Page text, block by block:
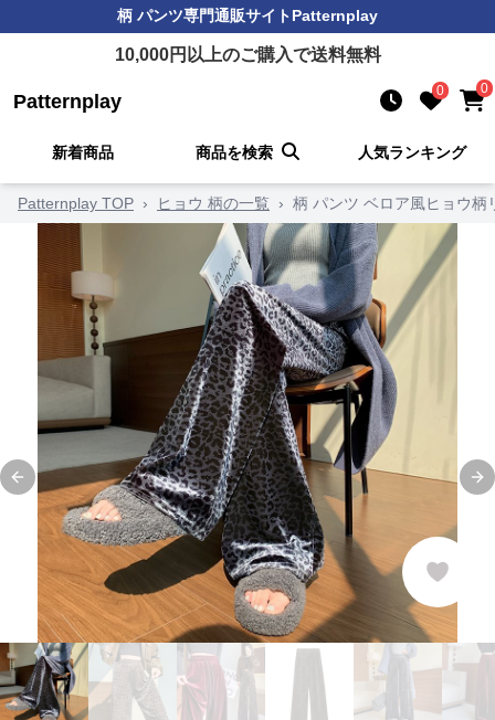
柄 パンツ専門通販サイトPatternplay
10,000円以上のご購入で送料無料
Patternplay 0 0
新着商品 商品を検索 人気ランキング
Patternplay TOP › ヒョウ 柄の一覧 › 柄 パンツ ベロア風ヒョウ柄
Previous slide